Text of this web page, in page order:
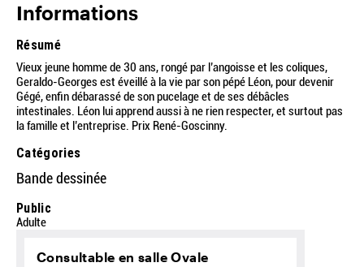
Informations
Résumé
Vieux jeune homme de 30 ans, rongé par l’angoisse et les coliques,
Geraldo-Georges est éveillé à la vie par son pépé Léon, pour devenir
Gégé, enfin débarassé de son pucelage et de ses débâcles
intestinales. Léon lui apprend aussi à ne rien respecter, et surtout pas
la famille et l’entreprise. Prix René-Goscinny.
Catégories
Bande dessinée
Public
Adulte
Consultable en salle Ovale